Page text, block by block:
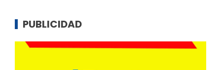
PUBLICIDAD